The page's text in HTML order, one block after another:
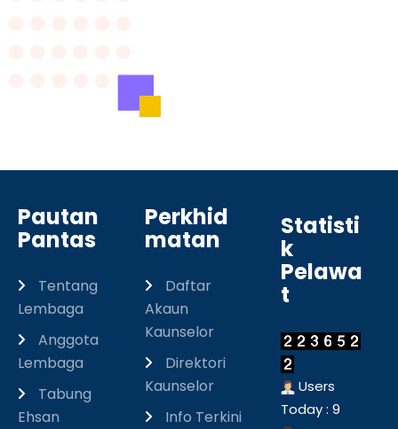
Pautan
Pantas
Tentang
Lembaga
Anggota
Lembaga
Tabung
Ehsan
Perkhid
matan
Daftar
Akaun
Kaunselor
Direktori
Kaunselor
Info Terkini
Statisti
k
Pelawa
t
Users
Today : 9